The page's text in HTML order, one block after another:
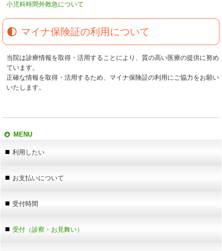
小児科時間外救急について
マイナ保険証の利用について
当院は診療情報を取得・活用することにより、質の高い医療の提供に努め
ています。
正確な情報を取得・活用するため、マイナ保険証の利用にご協力をお願い
いたします。
MENU
利用したい
お支払いについて
受付時間
受付（診察・お見舞い）